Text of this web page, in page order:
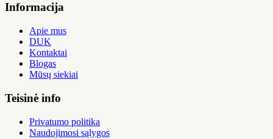
Informacija
Apie mus
DUK
Kontaktai
Blogas
Mūsų siekiai
Teisinė info
Privatumo politika
Naudojimosi sąlygos